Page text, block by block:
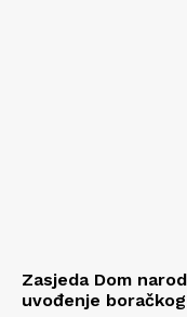
Zasjeda Dom
uvođenje